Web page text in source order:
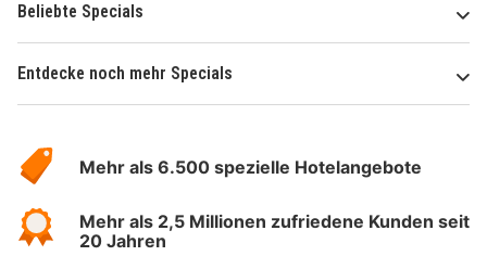
Beliebte Specials
Entdecke noch mehr Specials
Hotelspecials
Mehr als 6.500 spezielle Hotelangebote
Mehr als 2,5 Millionen zufriedene Kunden seit
20 Jahren